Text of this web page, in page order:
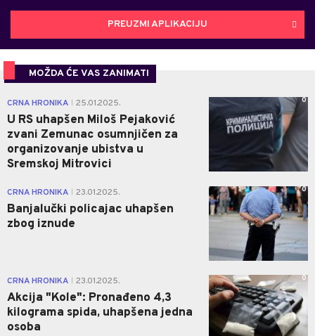
PREUZMI APLIKACIJU
MOŽDA ĆE VAS ZANIMATI
CRNA HRONIKA 25.01.2025.
U RS uhapšen Miloš Pejaković
zvani Zemunac osumnjičen za
organizovanje ubistva u
Sremskoj Mitrovici
0
CRNA HRONIKA 23.01.2025.
Banjalučki policajac uhapšen
zbog iznude
0
CRNA HRONIKA 23.01.2025.
Akcija "Kole": Pronađeno 4,3
kilograma spida, uhapšena jedna
osoba
0